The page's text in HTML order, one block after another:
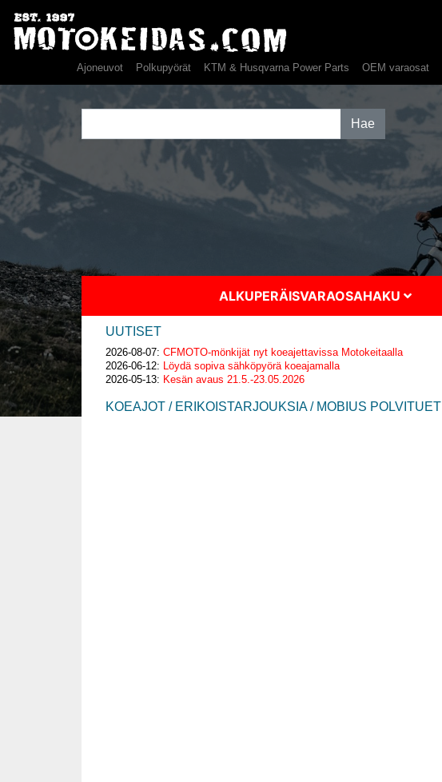
Ajoneuvot Polkupyörät KTM & Husqvarna Power Parts OEM varaosat
ALKUPERÄISVARAOSAHAKU
UUTISET
2026-08-07: CFMOTO-mönkijät nyt koeajettavissa Motokeitaalla
2026-06-12:
Löydä sopiva sähköpyörä koeajamalla
2026-05-13: Kesän avaus 21.5.-23.05.2026
KOEAJOT / ERIKOISTARJOUKSIA / MOBIUS POLVITUET